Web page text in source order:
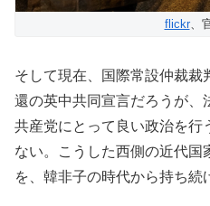
flickr、
そして現在、国際常設仲裁裁
還の英中共同宣言だろうが、
共産党にとって良い政治を行
ない。こうした西側の近代国
を、韓非子の時代から持ち続